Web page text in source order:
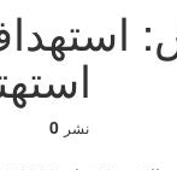
0 نشر